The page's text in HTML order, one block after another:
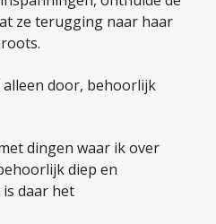
ze terugging naar haar
alleen door, behoorlijk
dingen waar ik over
diep en
daar het